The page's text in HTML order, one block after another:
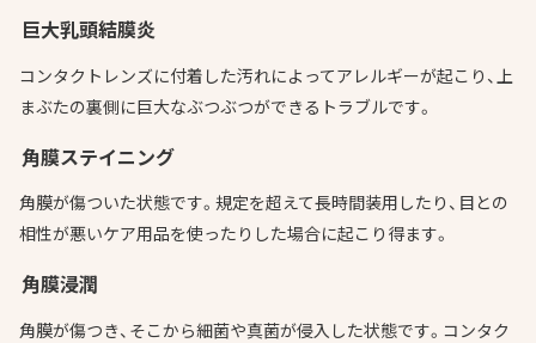
巨大乳頭結膜炎
コンタクトレンズに付着した汚れによってアレルギーが起こり、上
まぶたの裏側に巨大なぶつぶつができるトラブルです。
角膜ステイニング
角膜が傷ついた状態です。規定を超えて長時間装用したり、目との
相性が悪いケア用品を使ったりした場合に起こり得ます。
角膜浸潤
角膜が傷つき、そこから細菌や真菌が侵入した状態です。コンタク